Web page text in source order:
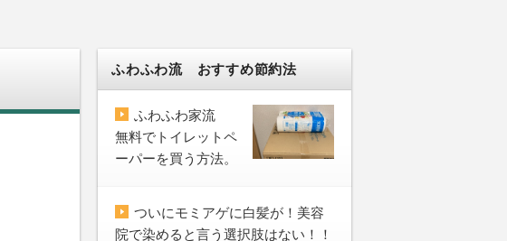
ふわふわ流 おすすめ節約法
ふわふわ家流
無料でトイレットペ
ーパーを買う方法。
ついにモミアゲに白髪が！美容
院で染めると言う選択肢はない！！